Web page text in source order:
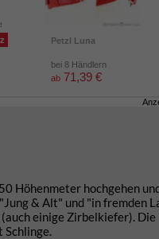
Petzl Luna
bei 8 Händlern
ab 71,39 €
Höhenmeter hochgehen
& Alt" und "in fremden
einige Zirbelkiefer).